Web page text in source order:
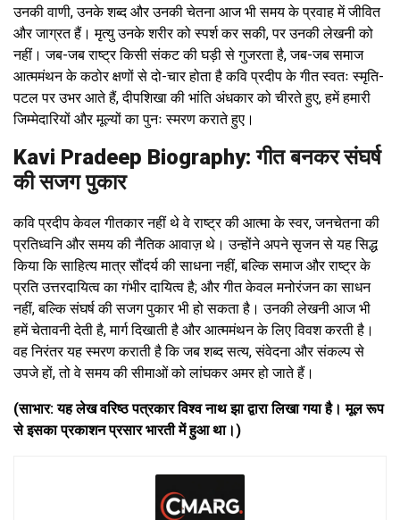
उनकी वाणी, उनके शब्द और उनकी चेतना आज भी समय के प्रवाह में जीवित
और जाग्रत हैं। मृत्यु उनके शरीर को स्पर्श कर सकी, पर उनकी लेखनी को
नहीं। जब-जब राष्ट्र किसी संकट की घड़ी से गुजरता है, जब-जब समाज
आत्ममंथन के कठोर क्षणों से दो-चार होता है कवि प्रदीप के गीत स्वतः स्मृति-
पटल पर उभर आते हैं, दीपशिखा की भांति अंधकार को चीरते हुए, हमें हमारी
जिम्मेदारियों और मूल्यों का पुनः स्मरण कराते हुए।
Kavi Pradeep Biography: गीत बनकर संघर्ष
की सजग पुकार
कवि प्रदीप केवल गीतकार नहीं थे वे राष्ट्र की आत्मा के स्वर, जनचेतना की
प्रतिध्वनि और समय की नैतिक आवाज़ थे। उन्होंने अपने सृजन से यह सिद्ध
किया कि साहित्य मात्र सौंदर्य की साधना नहीं, बल्कि समाज और राष्ट्र के
प्रति उत्तरदायित्व का गंभीर दायित्व है; और गीत केवल मनोरंजन का साधन
नहीं, बल्कि संघर्ष की सजग पुकार भी हो सकता है। उनकी लेखनी आज भी
हमें चेतावनी देती है, मार्ग दिखाती है और आत्ममंथन के लिए विवश करती है।
वह निरंतर यह स्मरण कराती है कि जब शब्द सत्य, संवेदना और संकल्प से
उपजे हों, तो वे समय की सीमाओं को लांघकर अमर हो जाते हैं।
(साभार: यह लेख वरिष्ठ पत्रकार विश्व नाथ झा द्वारा लिखा गया है। मूल रूप
से इसका प्रकाशन प्रसार भारती में हुआ था।)